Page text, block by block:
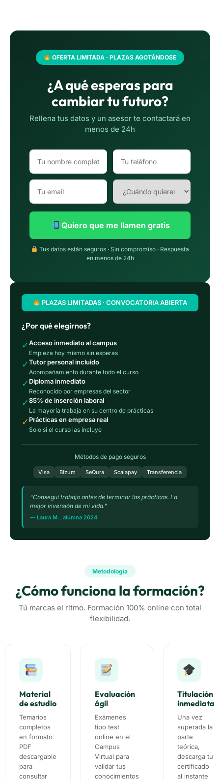
OFERTA LIMITADA · PLAZAS AGOTÁNDOSE
¿A qué esperas para
cambiar tu futuro?
Rellena tus datos y un asesor te contactará en
menos de 24h
Quiero que me llamen gratis
Tus datos están seguros · Sin compromiso · Respuesta
en menos de 24h
PLAZAS LIMITADAS · CONVOCATORIA ABIERTA
¿Por qué elegirnos?
✓Acceso inmediato al campus
Empieza hoy mismo sin esperas
✓Tutor personal incluido
Acompañamiento durante todo el curso
✓ Diploma inmediato
Reconocido por empresas del sector
✓85% de inserción laboral
La mayoría trabaja en su centro de prácticas
✓ Prácticas en empresa real
Solo si el curso las incluye
Métodos de pago seguros
Visa Bizum SeQura Scalapay Transferencia
"Conseguí trabajo antes de terminar las prácticas. La
mejor inversión de mi vida."
— Laura M., alumna 2024
Metodología
¿Cómo funciona la formación?
Tú marcas el ritmo. Formación 100% online con total
flexibilidad.
Material
de estudio
Temarios
completos
en formato
PDF
descargable
para
consultar
Evaluación
ágil
Exámenes
tipo test
online en el
Campus
Virtual para
validar tus
conocimientos
Titulación
inmediata
Una vez
superada la
parte
teórica,
descarga tu
certificado
al instante